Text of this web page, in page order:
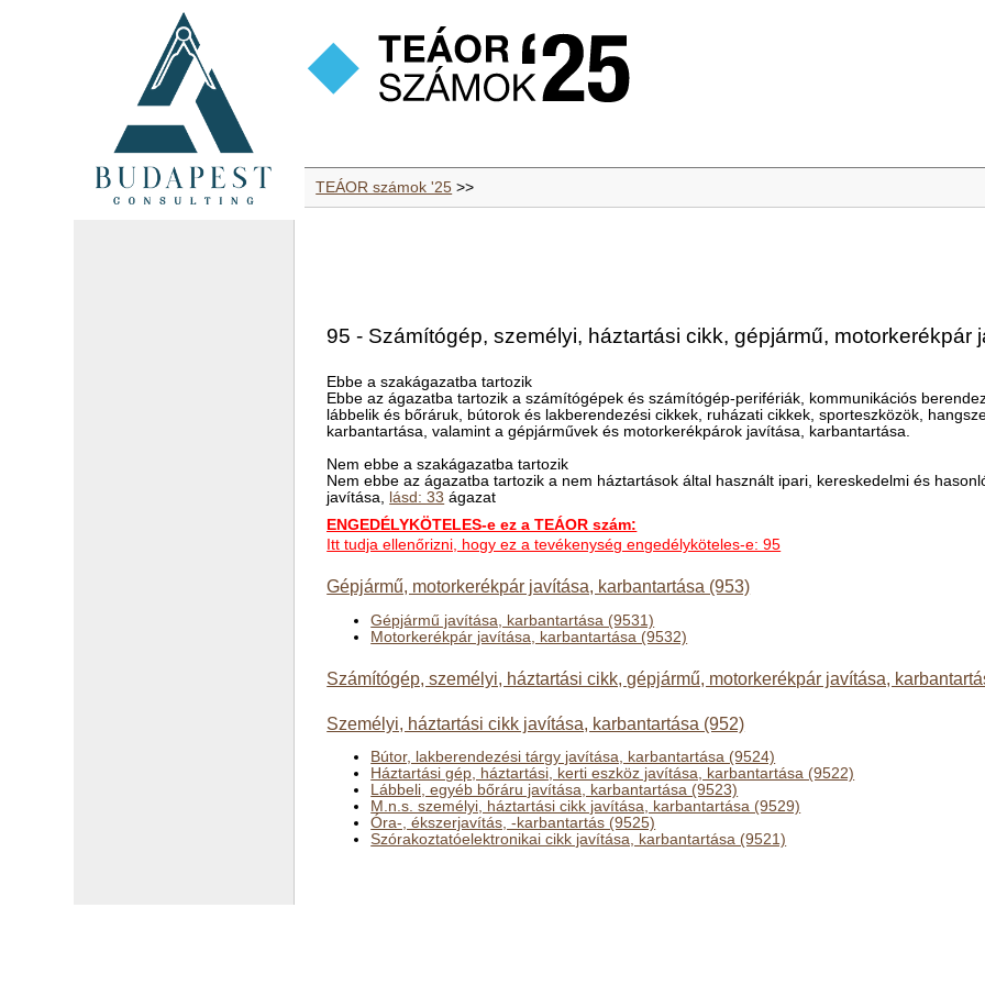
TEÁOR számok '25 >>
95 - Számítógép, személyi, háztartási cikk, gépjármű, motorkerékpár
Ebbe a szakágazatba tartozik
Ebbe az ágazatba tartozik a számítógépek és számítógép-perifériák, kommunikációs
lábbelik és bőráruk, bútorok és lakberendezési cikkek, ruházati cikkek, sporteszközök,
karbantartása, valamint a gépjárművek és motorkerékpárok javítása, karbantartása.
Nem ebbe a szakágazatba tartozik
Nem ebbe az ágazatba tartozik a nem háztartások által használt ipari, kereskedelmi és
javítása, lásd: 33 ágazat
ENGEDÉLYKÖTELES-e ez a TEÁOR szám:
Itt tudja ellenőrizni, hogy ez a tevékenység engedélyköteles-e: 95
Gépjármű, motorkerékpár javítása, karbantartása (953)
Gépjármű javítása, karbantartása (9531)
Motorkerékpár javítása, karbantartása (9532)
Számítógép, személyi, háztartási cikk, gépjármű, motorkerékpár javítása,
Személyi, háztartási cikk javítása, karbantartása (952)
Bútor, lakberendezési tárgy javítása, karbantartása (9524)
Háztartási gép, háztartási, kerti eszköz javítása, karbantartása (9522)
Lábbeli, egyéb bőráru javítása, karbantartása (9523)
M.n.s. személyi, háztartási cikk javítása, karbantartása (9529)
Óra-, ékszerjavítás, -karbantartás (9525)
Szórakoztatóelektronikai cikk javítása, karbantartása (9521)